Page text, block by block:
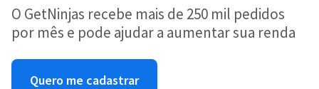
O GetNinjas recebe mais de 250 mil pedidos
por mês e pode ajudar a aumentar sua renda
Quero me cadastrar